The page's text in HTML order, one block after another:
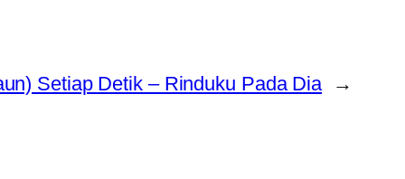
Setiap Detik – Rinduku Pada Dia →